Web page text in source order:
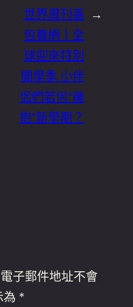
→
世界周刊喜
包養網丨全
球迎來特別
開學季 小伴
侶們若何“擁
抱”新學期？
子郵件地址不會
為 *